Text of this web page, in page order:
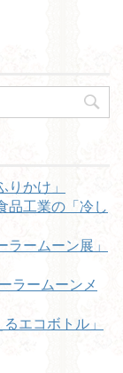
かけ」
品工業の「冷し
ームーン展」
ラームーンメ
エコボトル」